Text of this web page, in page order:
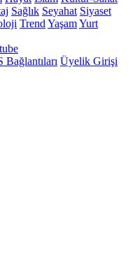
Sağlık Seyahat Siyaset
Trend YaşamYurt
Bağlantıları Üyelik Girişi